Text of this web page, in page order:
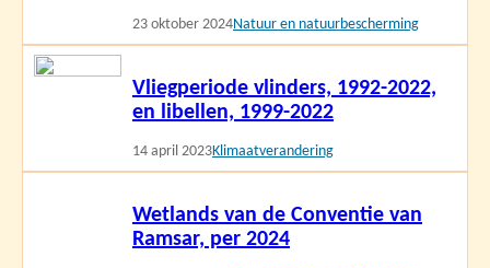
23 oktober 2024Natuur en natuurbescherming
Vliegperiode vlinders, 1992-2022,
en libellen, 1999-2022
14 april 2023Klimaatverandering
Lees
Wetlands van de Conventie van
Ramsar, per 2024